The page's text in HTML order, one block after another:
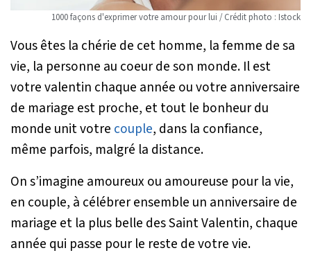
1000 façons d'exprimer votre amour pour lui / Crédit photo : Istock
Vous êtes la chérie de cet homme, la femme de sa
vie, la personne au coeur de son monde. Il est
votre valentin chaque année ou votre anniversaire
de mariage est proche, et tout le bonheur du
monde unit votre couple, dans la confiance,
même parfois, malgré la distance.
On s’imagine amoureux ou amoureuse pour la vie,
en couple, à célébrer ensemble un anniversaire de
mariage et la plus belle des Saint Valentin, chaque
année qui passe pour le reste de votre vie.